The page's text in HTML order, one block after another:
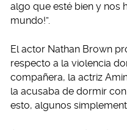
algo que esté bien y nos
mundo!”.
El actor Nathan Brown
respecto a la violencia
compañera, la actriz
la acusaba de dormir
esto, algunos